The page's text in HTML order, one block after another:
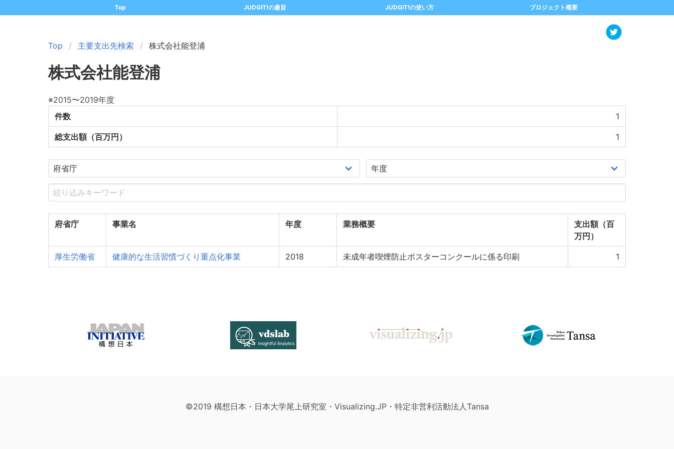
Top JUDGIT!の趣旨 JUDGIT!の使い方 プロジェクト概要
Top 主要支出先検索 株式会社能登浦
株式会社能登浦
※2015〜2019年度
件数
1
総支出額（百万円） 1
府省庁 事業名 年度 業務概要
支出額（百
万円）
厚生労働省 健康的な生活習慣づくり重点化事業 2018 未成年者喫煙防止ポスターコンクールに係る印刷 1
©2019 構想日本・日本大学尾上研究室・Visualizing.JP・特定非営利活動法人Tansa